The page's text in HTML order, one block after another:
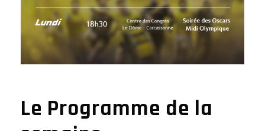
Le Programme de la